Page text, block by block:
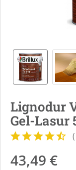
Lignodur
Gel-Lasur
(
43,49 €